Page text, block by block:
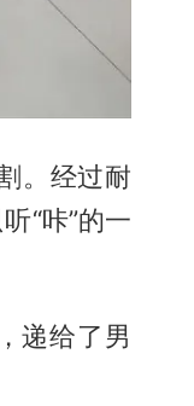
。经过耐
“咔”的一
递给了男